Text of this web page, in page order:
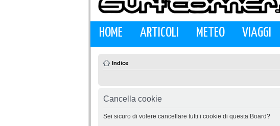
HOME ARTICOLI METEO VIAGGI
Indice
Cancella cookie
Sei sicuro di volere cancellare tutti i cookie di questa Board?